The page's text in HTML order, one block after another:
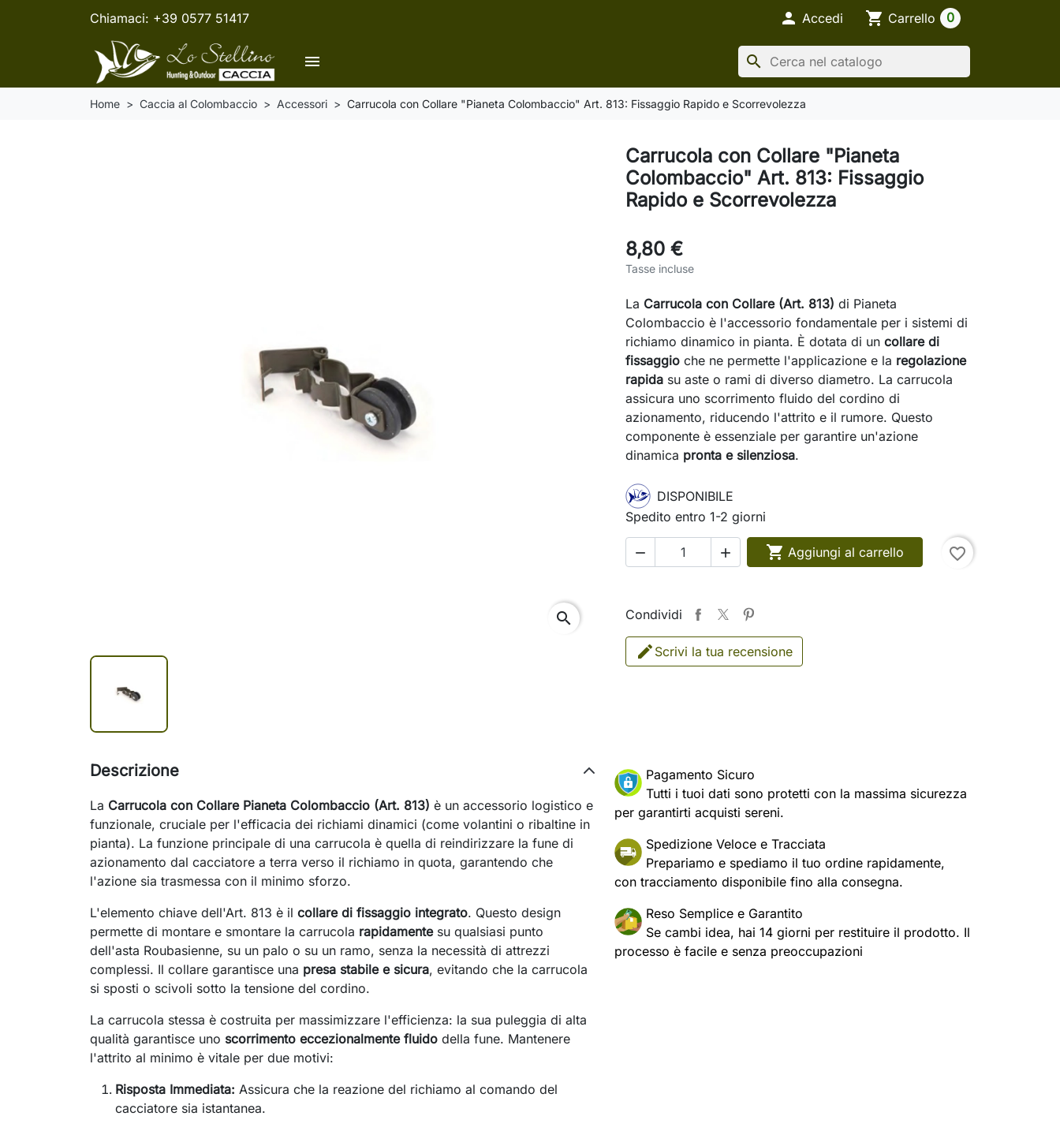
Chiamaci: +39 0577 51417  Accedi shopping_cart Carrello 0
menu search
Home Caccia al Colombaccio Accessori Carrucola con Collare "Pianeta Colombaccio" Art. 813: Fissaggio Rapido e Scorrevolezza
search
Carrucola con Collare "Pianeta
Colombaccio" Art. 813: Fissaggio
Rapido e Scorrevolezza
8,80 €
Tasse incluse
La Carrucola con Collare (Art. 813) di Pianeta
Colombaccio è l'accessorio fondamentale per i sistemi di
richiamo dinamico in pianta. È dotata di un collare di
fissaggio che ne permette l'applicazione e la regolazione
rapida su aste o rami di diverso diametro. La carrucola
assicura uno scorrimento fluido del cordino di
azionamento, riducendo l'attrito e il rumore. Questo
componente è essenziale per garantire un'azione
dinamica pronta e silenziosa.
DISPONIBILE
Spedito entro 1-2 giorni
   Aggiungi al carrello favorite_border
Condividi
Scrivi la tua recensione
Pagamento Sicuro
Tutti i tuoi dati sono protetti con la massima sicurezza
per garantirti acquisti sereni.
Spedizione Veloce e Tracciata
Prepariamo e spediamo il tuo ordine rapidamente,
con tracciamento disponibile fino alla consegna.
Reso Semplice e Garantito
Se cambi idea, hai 14 giorni per restituire il prodotto. Il
processo è facile e senza preoccupazioni
Descrizione
La Carrucola con Collare Pianeta Colombaccio (Art. 813) è un accessorio logistico e
funzionale, cruciale per l'efficacia dei richiami dinamici (come volantini o ribaltine in
pianta). La funzione principale di una carrucola è quella di reindirizzare la fune di
azionamento dal cacciatore a terra verso il richiamo in quota, garantendo che
l'azione sia trasmessa con il minimo sforzo.
L'elemento chiave dell'Art. 813 è il collare di fissaggio integrato. Questo design
permette di montare e smontare la carrucola rapidamentesu qualsiasi punto
dell'asta Roubasienne, su un palo o su un ramo, senza la necessità di attrezzi
complessi. Il collare garantisce una presa stabile e sicura, evitando che la carrucola
si sposti o scivoli sotto la tensione del cordino.
La carrucola stessa è costruita per massimizzare l'efficienza: la sua puleggia di alta
qualità garantisce uno scorrimento eccezionalmente fluido della fune. Mantenere
l'attrito al minimo è vitale per due motivi:
Risposta Immediata: Assicura che la reazione del richiamo al comando del
cacciatore sia istantanea.